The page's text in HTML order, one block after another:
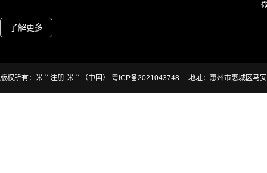
了解更多
版权所有：米兰注册-米兰（中国） 粤ICP备2021043748 地址：惠州市惠城区马